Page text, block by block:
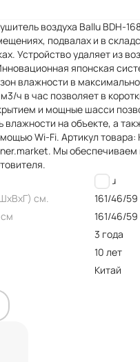
воздуха Ballu BDH-
подвалах и в
Устройство удаляет из
японская
влажности в
ч в час позволяет в
и мощные шасси
влажности на объекте, а
Wi-Fi. Артикул
Мы
Ballu
см.
161/46/59
161/46/59
3 года
10 лет
Китай